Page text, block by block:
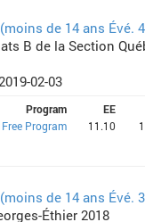
de 14 ans Évé.
B de la Section
02-03
Program EE
Free Program
11.10
de 14 ans Évé.
Éthier 2018